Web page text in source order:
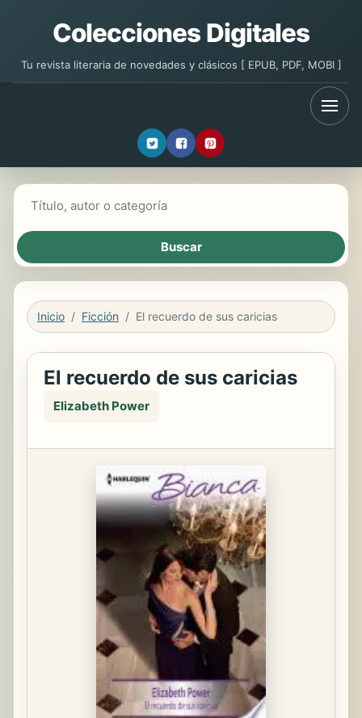
Colecciones Digitales
Tu revista literaria de novedades y clásicos [ EPUB, PDF, MOBI ]
Inicio Ficción El recuerdo de sus caricias
El recuerdo de sus caricias
Elizabeth Power